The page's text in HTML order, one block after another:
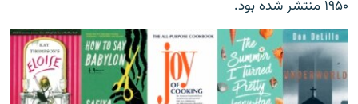
۱۹۵۰ منتشر شده بود.